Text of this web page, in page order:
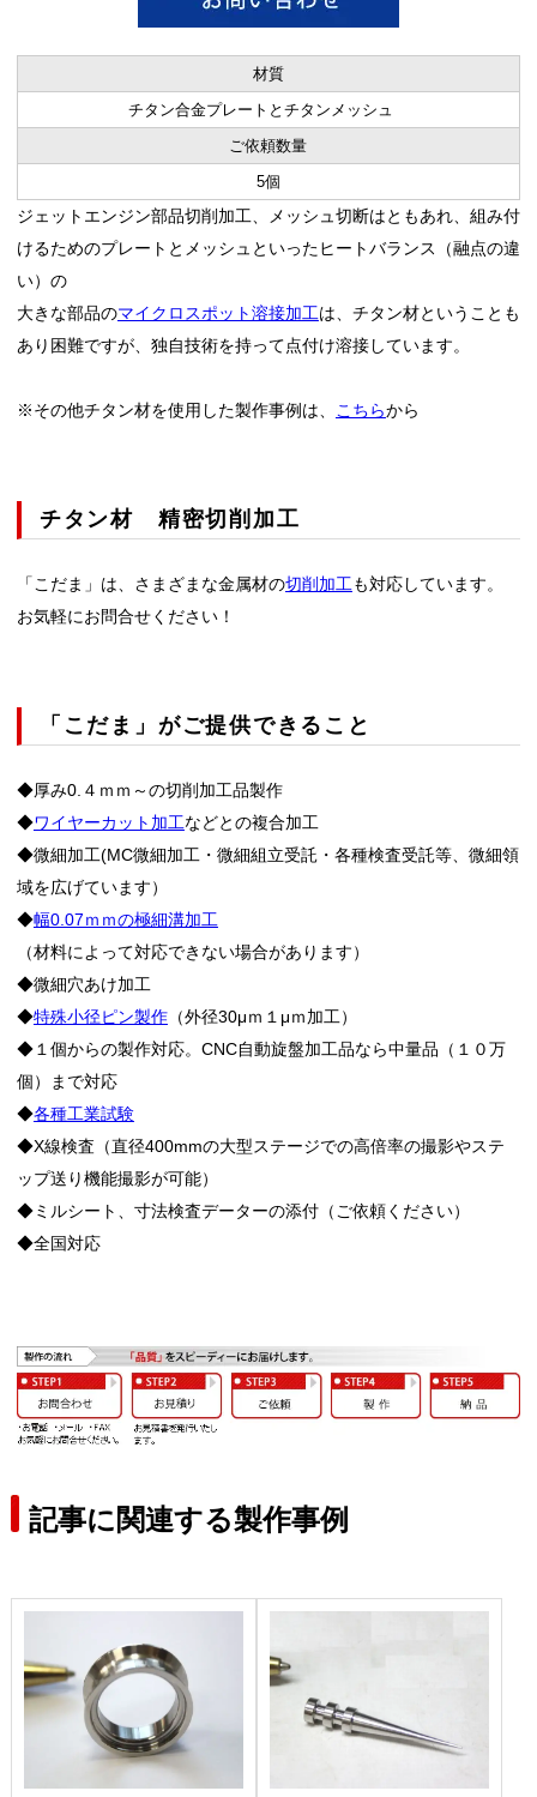
材質
チタン合金プレートとチタンメッシュ
ご依頼数量
5個
ジェットエンジン部品切削加工、メッシュ切断はともあれ、組み付
けるためのプレートとメッシュといったヒートバランス（融点の違
い）の
大きな部品のマイクロスポット溶接加工は、チタン材ということも
あり困難ですが、独自技術を持って点付け溶接しています。
※その他チタン材を使用した製作事例は、 こちらから
チタン材 精密切削加工
「こだま」は、さまざまな金属材の切削加工 も対応しています。
お気軽にお問合せください！
「こだま」がご提供できること
◆厚み0.４ｍｍ～の切削加工品製作
◆ワイヤーカット加工などとの複合加工
◆微細加工(MC微細加工・微細組立受託・各種検査受託等、微細領
域を広げています）
◆幅0.07ｍｍの極細溝加工
（材料によって対応できない場合があります）
◆微細穴あけ加工
◆特殊小径ピン製作（外径30μｍ１μｍ加工）
◆１個からの製作対応。CNC自動旋盤加工品なら中量品（１０万
個）まで対応
◆各種工業試験
◆X線検査（直径400mmの大型ステージでの高倍率の撮影やステ
ップ送り機能撮影が可能）
◆ミルシート、寸法検査データーの添付（ご依頼ください）
◆全国対応
記事に関連する製作事例